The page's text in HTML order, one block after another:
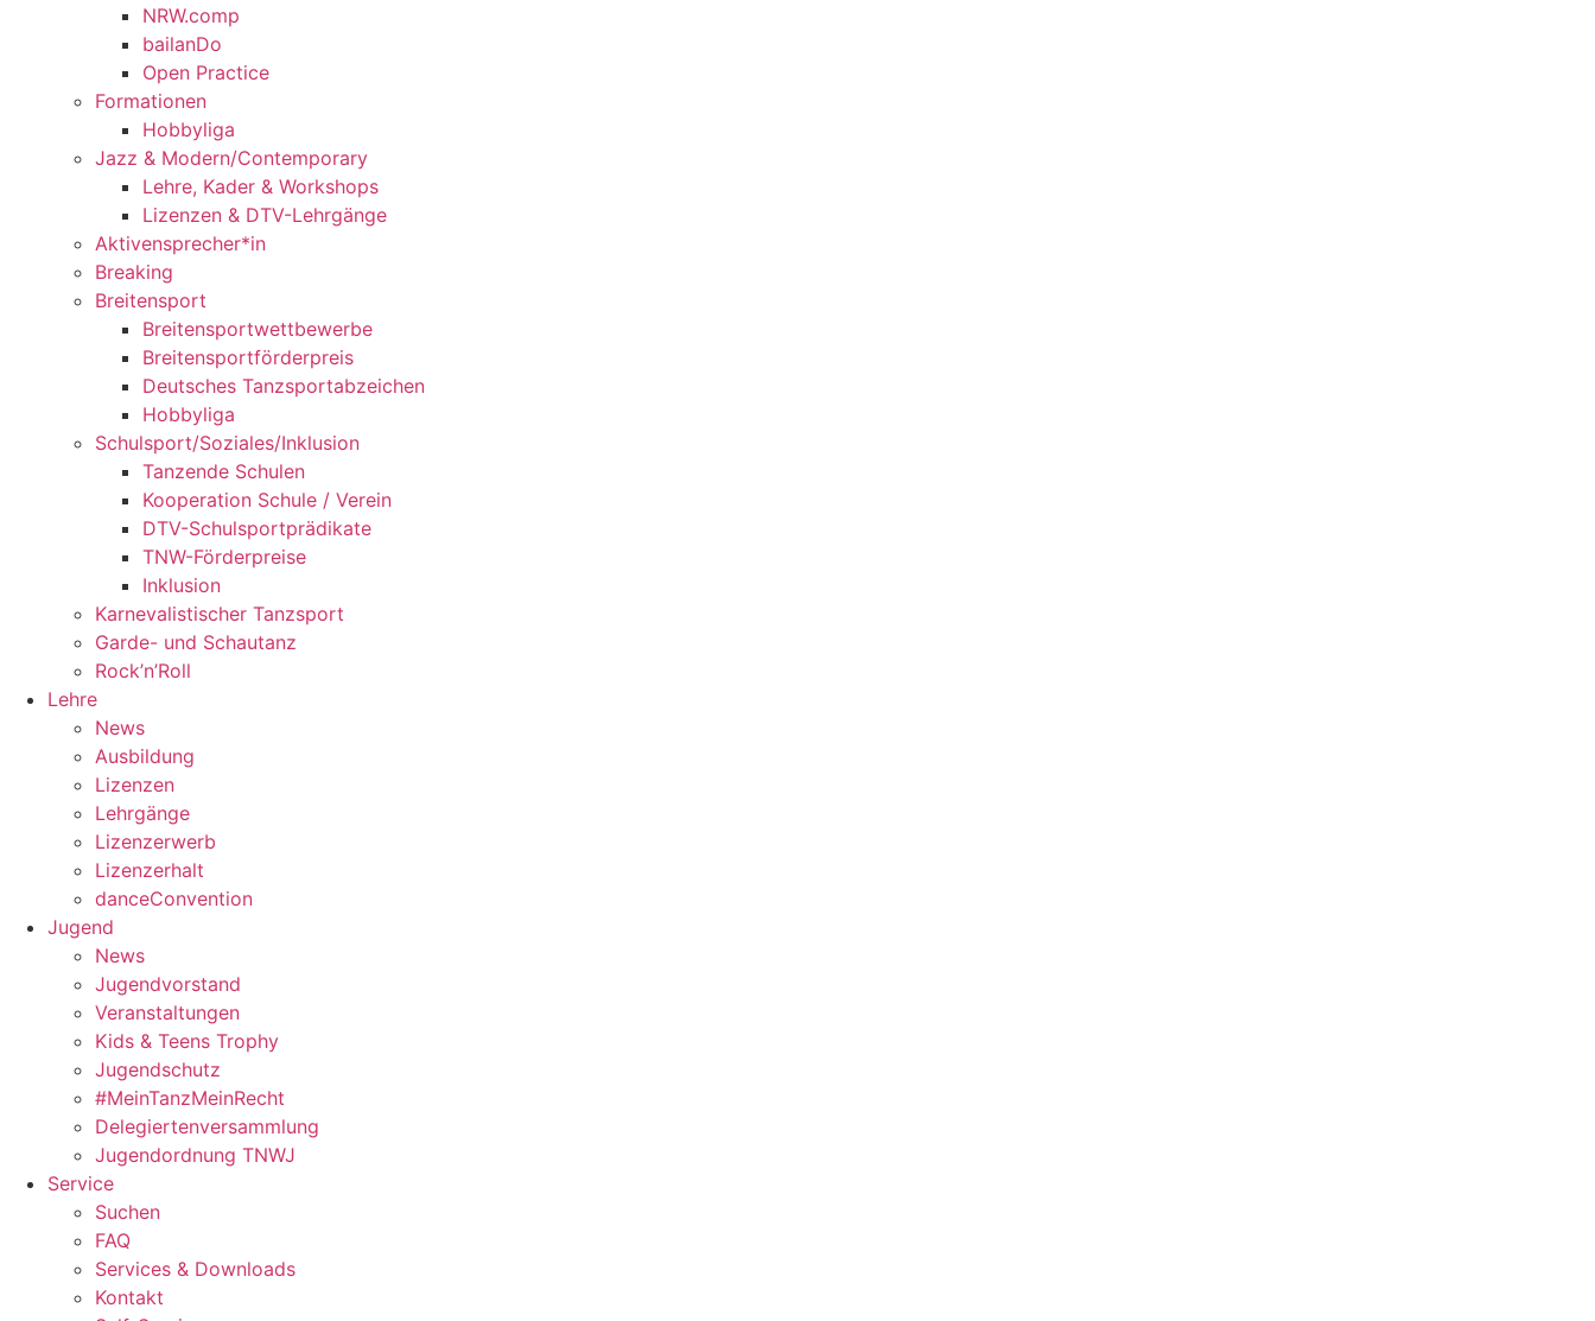
NRW.comp
bailanDo
Open Practice
Formationen
Hobbyliga
Jazz & Modern/Contemporary
Lehre, Kader & Workshops
Lizenzen & DTV-Lehrgänge
Aktivensprecher*in
Breaking
Breitensport
Breitensportwettbewerbe
Breitensportförderpreis
Deutsches Tanzsportabzeichen
Hobbyliga
Schulsport/Soziales/Inklusion
Tanzende Schulen
Kooperation Schule / Verein
DTV-Schulsportprädikate
TNW-Förderpreise
Inklusion
Karnevalistischer Tanzsport
Garde- und Schautanz
Rock’n’Roll
Lehre
News
Ausbildung
Lizenzen
Lehrgänge
Lizenzerwerb
Lizenzerhalt
danceConvention
Jugend
News
Jugendvorstand
Veranstaltungen
Kids & Teens Trophy
Jugendschutz
#MeinTanzMeinRecht
Delegiertenversammlung
Jugendordnung TNWJ
Service
Suchen
FAQ
Services & Downloads
Kontakt